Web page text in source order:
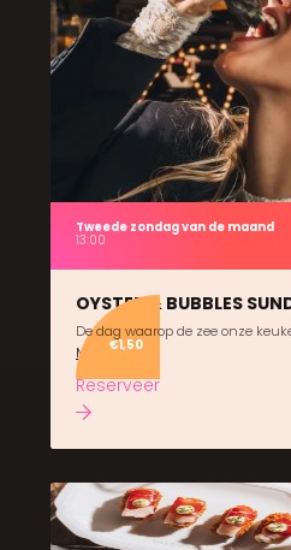
Tweede zondag van de maand
13:00
€1,50
OYSTER & BUBBLES
De dag waarop de zee onze
Meer info
Reserveer